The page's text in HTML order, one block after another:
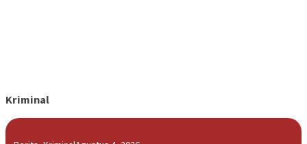
Kriminal